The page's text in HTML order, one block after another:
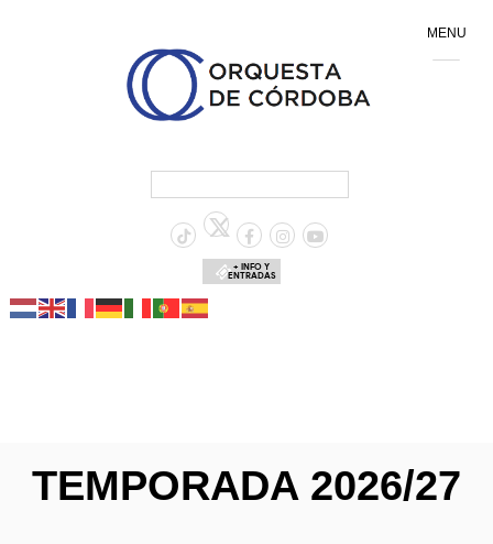
+ INFO Y
ENTRADAS
TEMPORADA 2026/27
MENU